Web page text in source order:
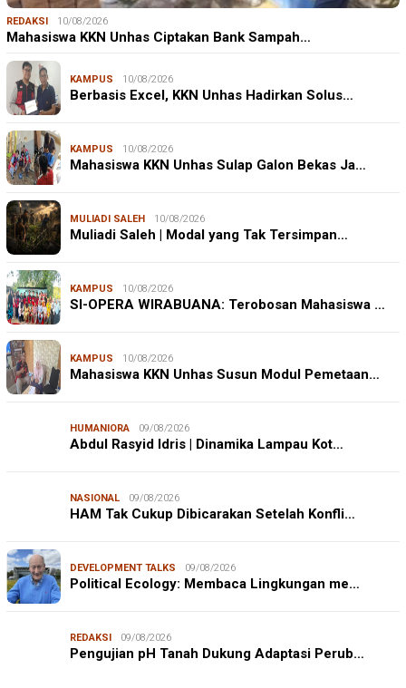
REDAKSI 10/08/2026
Mahasiswa KKN Unhas Ciptakan Bank Sampah…
KAMPUS 10/08/2026
Berbasis Excel, KKN Unhas Hadirkan Solus…
KAMPUS 10/08/2026
Mahasiswa KKN Unhas Sulap Galon Bekas Ja…
MULIADI SALEH 10/08/2026
Muliadi Saleh | Modal yang Tak Tersimpan…
KAMPUS 10/08/2026
SI-OPERA WIRABUANA: Terobosan Mahasiswa …
KAMPUS 10/08/2026
Mahasiswa KKN Unhas Susun Modul Pemetaan…
HUMANIORA 09/08/2026
Abdul Rasyid Idris | Dinamika Lampau Kot…
NASIONAL 09/08/2026
HAM Tak Cukup Dibicarakan Setelah Konfli…
DEVELOPMENT TALKS 09/08/2026
Political Ecology: Membaca Lingkungan me…
REDAKSI 09/08/2026
Pengujian pH Tanah Dukung Adaptasi Perub…
JURNALISME WARGA 08/08/2026
Mahasiswa KKN-PK Unhas Edukasi Siswa SD Cegah